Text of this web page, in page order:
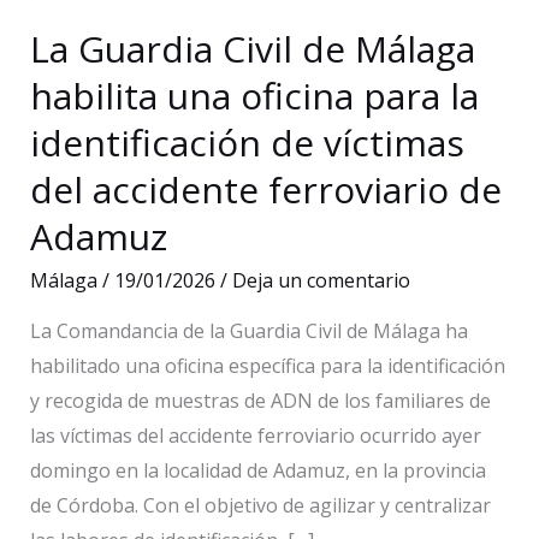
La Guardia Civil de Málaga
habilita una oficina para la
identificación de víctimas
del accidente ferroviario de
Adamuz
Málaga / 19/01/2026 / Deja un comentario
La Comandancia de la Guardia Civil de Málaga ha
habilitado una oficina específica para la identificación
y recogida de muestras de ADN de los familiares de
las víctimas del accidente ferroviario ocurrido ayer
domingo en la localidad de Adamuz, en la provincia
de Córdoba. Con el objetivo de agilizar y centralizar